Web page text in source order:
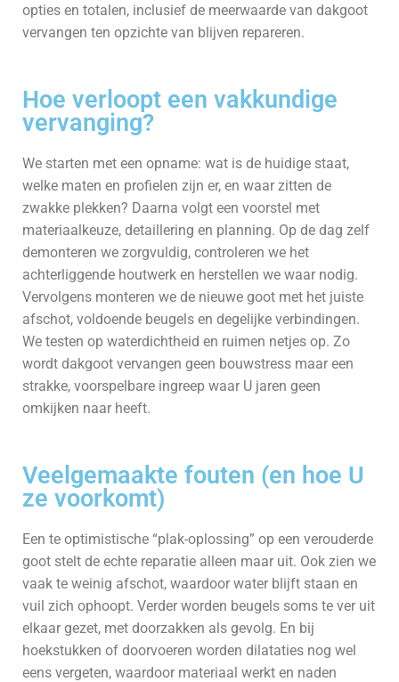
opties en totalen, inclusief de meerwaarde van dakgoot
vervangen ten opzichte van blijven repareren.
Hoe verloopt een vakkundige
vervanging?
We starten met een opname: wat is de huidige staat,
welke maten en profielen zijn er, en waar zitten de
zwakke plekken? Daarna volgt een voorstel met
materiaalkeuze, detaillering en planning. Op de dag zelf
demonteren we zorgvuldig, controleren we het
achterliggende houtwerk en herstellen we waar nodig.
Vervolgens monteren we de nieuwe goot met het juiste
afschot, voldoende beugels en degelijke verbindingen.
We testen op waterdichtheid en ruimen netjes op. Zo
wordt dakgoot vervangen geen bouwstress maar een
strakke, voorspelbare ingreep waar U jaren geen
omkijken naar heeft.
Veelgemaakte fouten (en hoe U
ze voorkomt)
Een te optimistische “plak-oplossing” op een verouderde
goot stelt de echte reparatie alleen maar uit. Ook zien we
vaak te weinig afschot, waardoor water blijft staan en
vuil zich ophoopt. Verder worden beugels soms te ver uit
elkaar gezet, met doorzakken als gevolg. En bij
hoekstukken of doorvoeren worden dilataties nog wel
eens vergeten, waardoor materiaal werkt en naden